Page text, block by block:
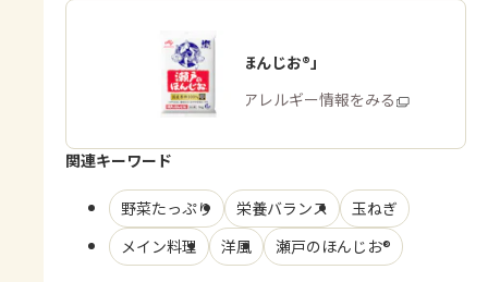
「瀬戸のほんじお®」
商品・アレルギー情報をみる
関連キーワード
野菜たっぷり 栄養バランス
玉ねぎ
メイン料理
洋風 瀬戸のほんじお®